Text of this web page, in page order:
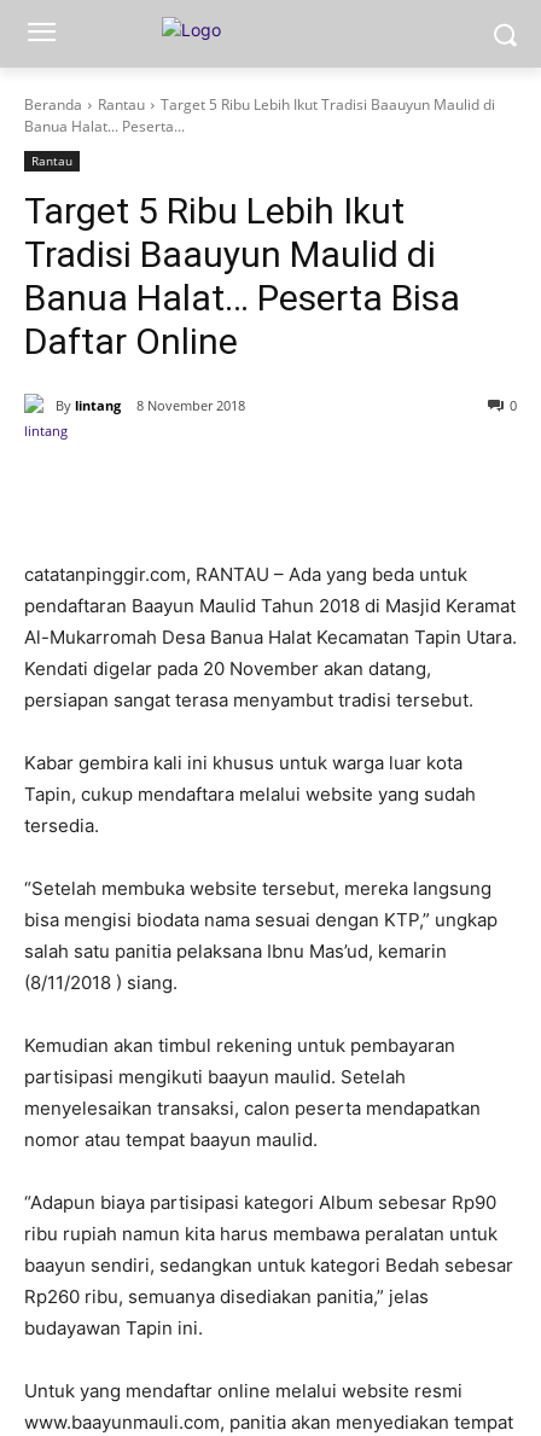
Beranda Rantau
Target 5 Ribu Lebih Ikut Tradisi Baauyun Maulid di
Banua Halat... Peserta...
Rantau
Target 5 Ribu Lebih Ikut
Tradisi Baauyun Maulid di
Banua Halat… Peserta Bisa
Daftar Online
By lintang 8 November 2018 0
catatanpinggir.com, RANTAU – Ada yang beda untuk
pendaftaran Baayun Maulid Tahun 2018 di Masjid Keramat
Al-Mukarromah Desa Banua Halat Kecamatan Tapin Utara.
Kendati digelar pada 20 November akan datang,
persiapan sangat terasa menyambut tradisi tersebut.
Kabar gembira kali ini khusus untuk warga luar kota
Tapin, cukup mendaftara melalui website yang sudah
tersedia.
“Setelah membuka website tersebut, mereka langsung
bisa mengisi biodata nama sesuai dengan KTP,” ungkap
salah satu panitia pelaksana Ibnu Mas’ud, kemarin
(8/11/2018 ) siang.
Kemudian akan timbul rekening untuk pembayaran
partisipasi mengikuti baayun maulid. Setelah
menyelesaikan transaksi, calon peserta mendapatkan
nomor atau tempat baayun maulid.
“Adapun biaya partisipasi kategori Album sebesar Rp90
ribu rupiah namun kita harus membawa peralatan untuk
baayun sendiri, sedangkan untuk kategori Bedah sebesar
Rp260 ribu, semuanya disediakan panitia,” jelas
budayawan Tapin ini.
Untuk yang mendaftar online melalui website resmi
www.baayunmauli.com, panitia akan menyediakan tempat